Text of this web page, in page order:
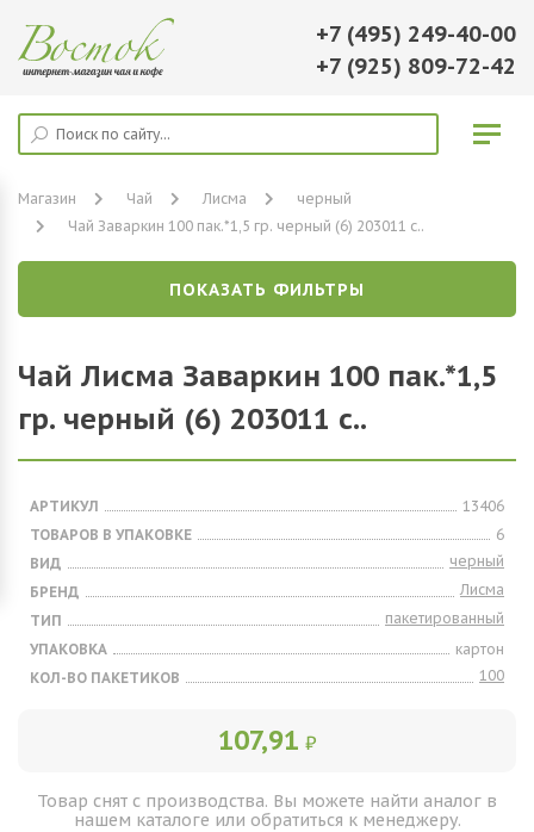
+7 (495) 249-40-00
+7 (925) 809-72-42
Магазин Чай Лисма
черный
Чай Заваркин 100 пак.*1,5 гр. черный (6) 203011 с..
ПОКАЗАТЬ ФИЛЬТРЫ
Чай Лисма Заваркин 100 пак.*1,5
гр. черный (6) 203011 с..
АРТИКУЛ
13406
ТОВАРОВ В УПАКОВКЕ
6
ВИД
черный
БРЕНД
Лисма
ТИП
пакетированный
УПАКОВКА
картон
КОЛ-ВО ПАКЕТИКОВ
100
107,91 ₽
Товар снят с производства. Вы можете найти аналог в
нашем каталоге или обратиться к менеджеру.